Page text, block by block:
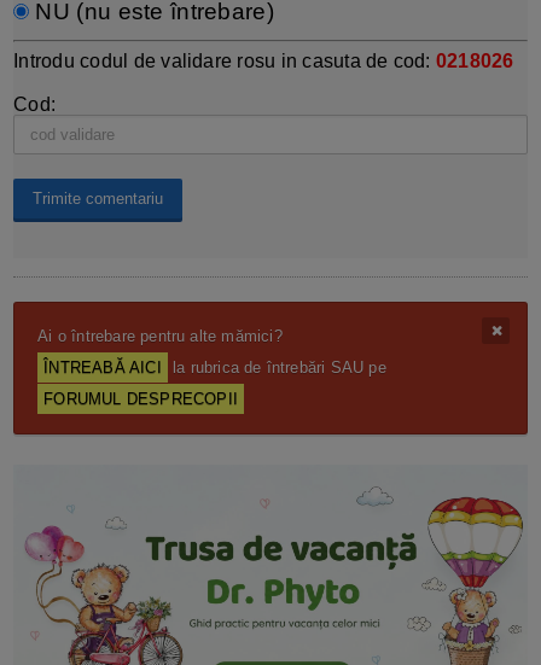
NU (nu este întrebare)
Introdu codul de validare rosu in casuta de cod: 0218026
Cod:
Ai o întrebare pentru alte mămici?
ÎNTREABĂ AICI
la rubrica de întrebări SAU pe
FORUMUL DESPRECOPII